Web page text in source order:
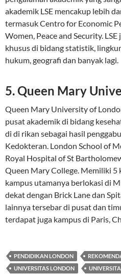
akademik LSE mencakup lebih
termasuk Centro for Economic
Women, Peace and Security.
khusus di bidang statistik,
hukum, geografi dan banyak lagi.
5. Queen Mary
Queen Mary University of
pusat akademik di bidang
di di rikan sebagai hasil
Kedokteran. London School of
Royal Hospital of St
Queen Mary College. Memiliki 5
kampus utamanya berlokasi di
dekat dengan Brick Lane dan
lainnya tersebar di pusat dan
terdapat juga kampus di Paris,
PENDIDIKAN LONDON
UNIVERSITAS LONDON